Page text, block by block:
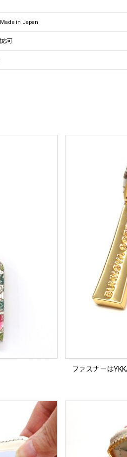
Made in Japan
応可
ファスナーは